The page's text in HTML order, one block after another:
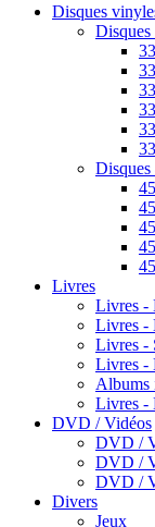
Disques
Disques
Disques
Livres
Livres -
Livres -
Livres -
Livres -
Albums
Livres -
DVD / Vidéos
DVD /
DVD /
DVD /
Divers
Jeux